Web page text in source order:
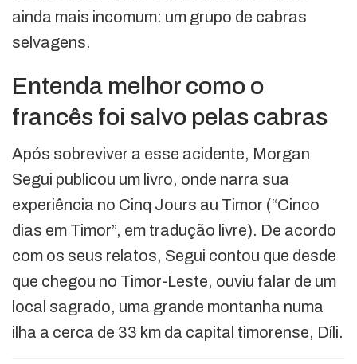
ainda mais incomum: um grupo de cabras
selvagens.
Entenda melhor como o
francês foi salvo pelas cabras
Após sobreviver a esse acidente, Morgan
Segui publicou um livro, onde narra sua
experiência no Cinq Jours au Timor (“Cinco
dias em Timor”, em tradução livre). De acordo
com os seus relatos, Segui contou que desde
que chegou no Timor-Leste, ouviu falar de um
local sagrado, uma grande montanha numa
ilha a cerca de 33 km da capital timorense, Díli.